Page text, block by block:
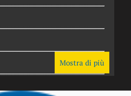
Mostra di più